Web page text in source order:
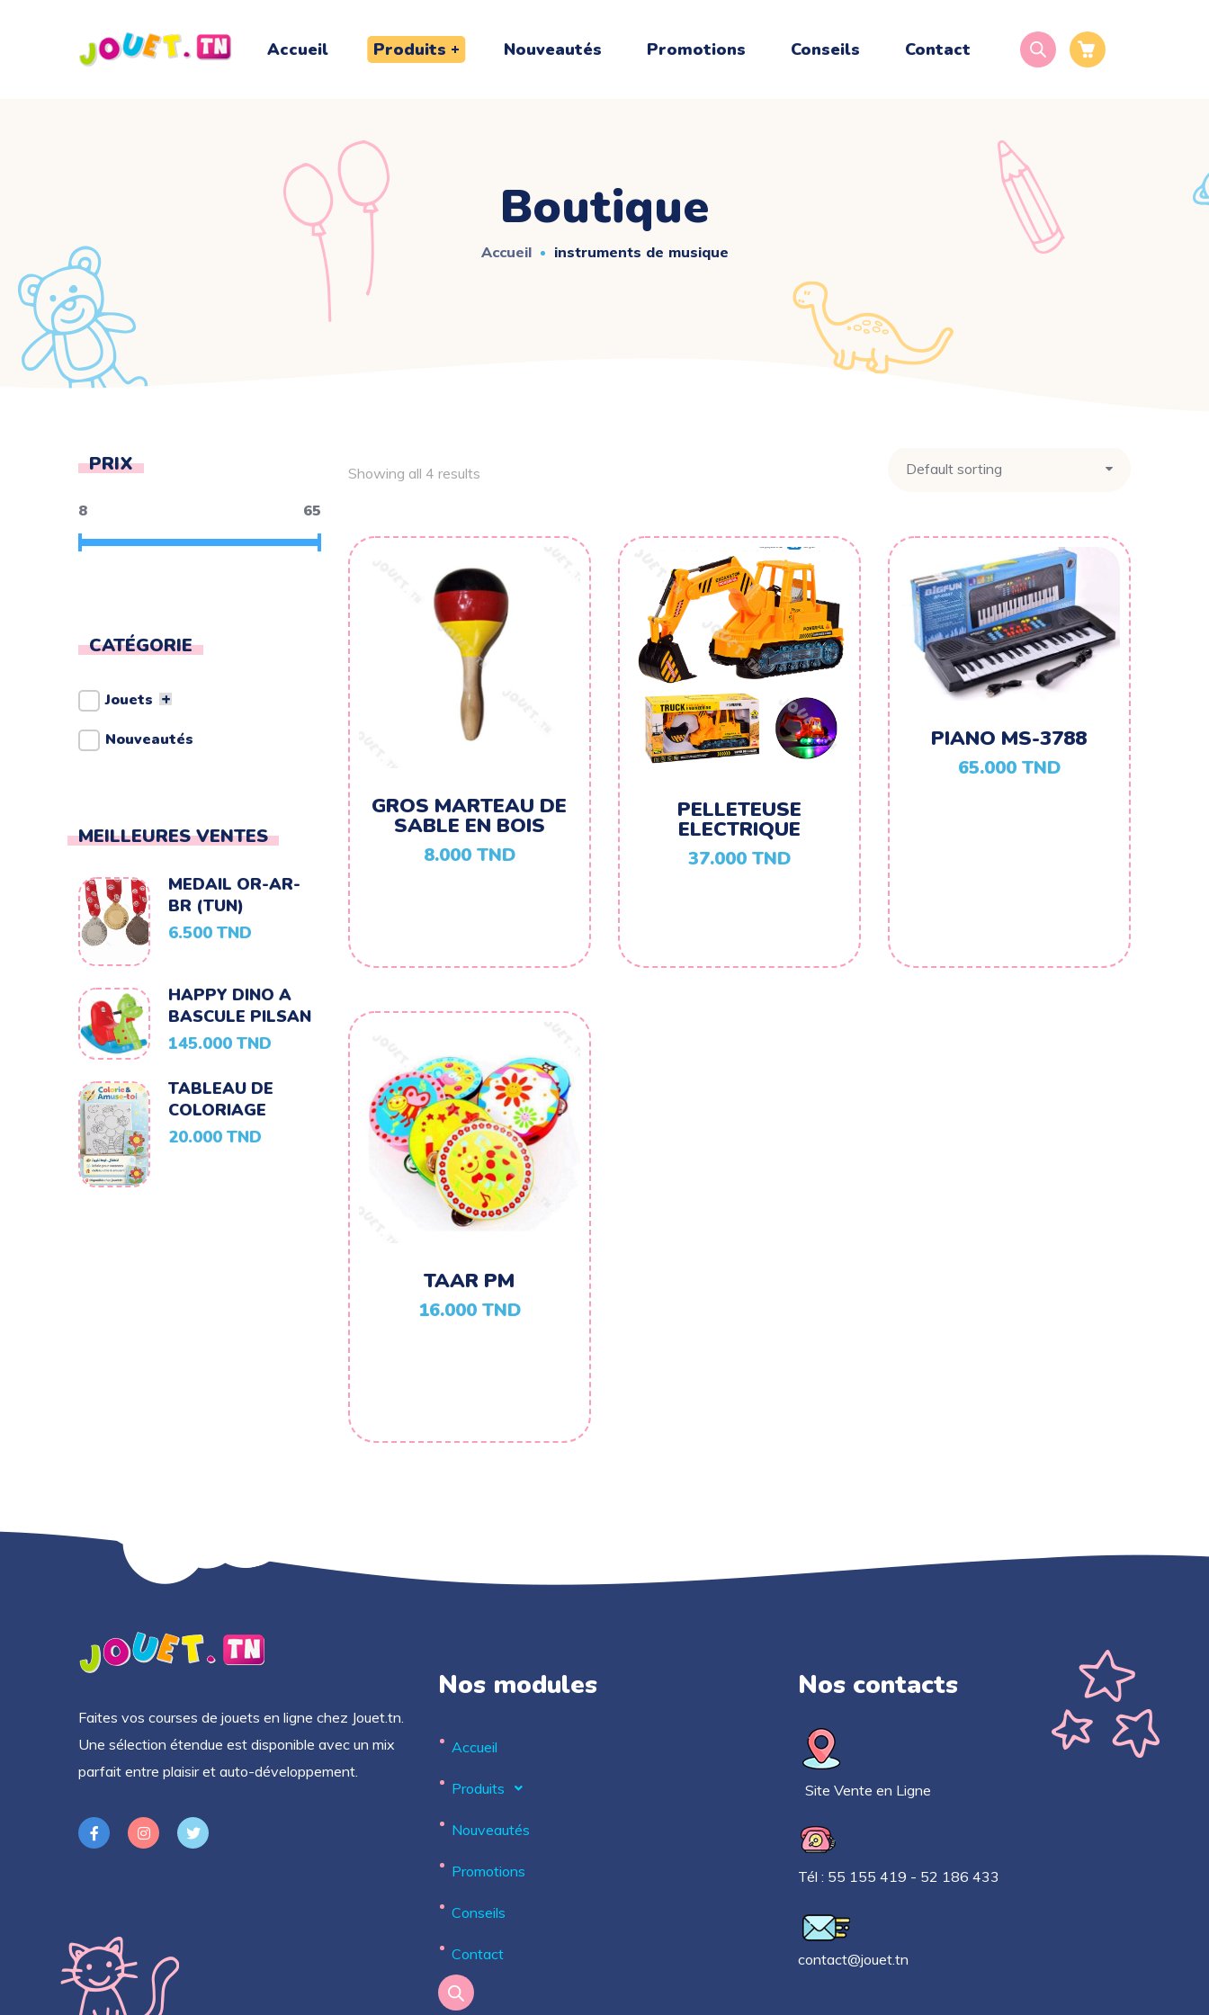
Accueil Produits Nouveautés Promotions Conseils Contact
Boutique
Accueil instruments de musique
Showing all 4 results
GROS MARTEAU DE
SABLE EN BOIS
8.000 TND
PELLETEUSE
ELECTRIQUE
37.000 TND
PIANO MS-3788
65.000 TND
TAAR PM
16.000 TND
PRIX
8 65
CATÉGORIE
Jouets
Nouveautés
MEILLEURES VENTES
MEDAIL OR-AR-
BR (TUN)
6.500 TND
HAPPY DINO A
BASCULE PILSAN
145.000 TND
TABLEAU DE
COLORIAGE
20.000 TND
Faites vos courses de jouets en ligne chez Jouet.tn.
Une sélection étendue est disponible avec un mix
parfait entre plaisir et auto-développement.
Nos modules
Accueil
Produits
Nouveautés
Promotions
Conseils
Contact
Nos contacts​
Site Vente en Ligne
Tél : 55 155 419 - 52 186 433
contact@jouet.tn